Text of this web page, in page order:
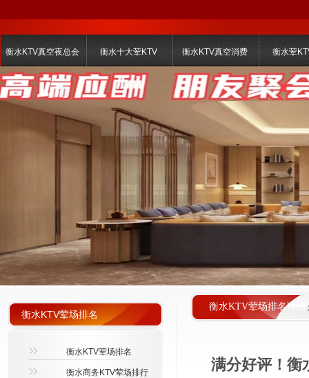
衡水KTV真空夜总会 衡水十大荤KTV 衡水KTV真空消费 衡水荤
衡水KTV荤场排名详情
衡水KTV荤场排名
衡水KTV荤场排名
衡水商务KTV荤场排行 满分好评！衡